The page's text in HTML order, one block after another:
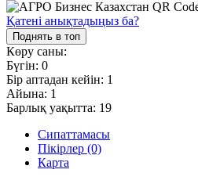
Қатені анықтадыңыз ба?
Поднять в топ
Көру саны:
Бүгін: 0
Бір аптадан кейін: 1
Айына: 1
Барлық уақытта: 19
Сипаттамасы
Пікірлер (0)
Карта